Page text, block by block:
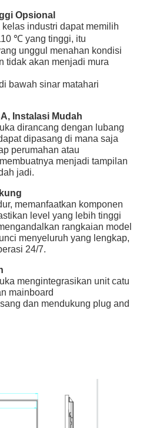
Opsional
industri dapat memilih
℃ yang tinggi, itu
unggul menahan kondisi
tidak akan menjadi mura
bawah sinar matahari
Instalasi Mudah
dirancang dengan lubang
dipasang di mana saja
perumahan atau
menjadi tampilan
jadi.
memanfaatkan komponen
level yang lebih tinggi
rangkaian model
menyeluruh yang lengkap,
24/7.
mengintegrasikan unit catu
mainboard
dan mendukung plug and